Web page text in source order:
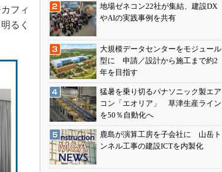
フィ
るく
地場ゼネコン22社が集結、建設DX
やAIの実践事例を共有
大規模データセンターをモジュール
型に 申請／設計から施工まで約2
年を目指す
猛暑を乗り切るパナソニック製エア
コン「エオリア」 草津生産ライン
を50％自動化へ
鹿島が演算工房を子会社に 山岳ト
ンネル工事の建設ICTを内製化